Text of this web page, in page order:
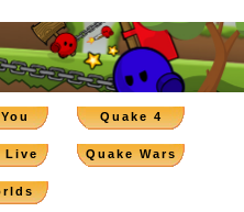
Quake 4
Live Quake Wars